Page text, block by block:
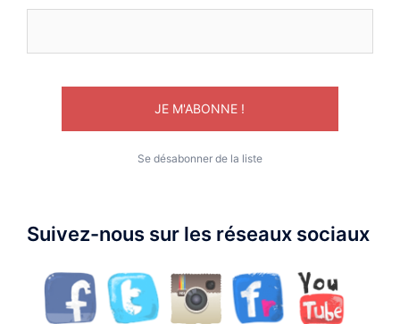
Se désabonner de la liste
Suivez-nous sur les réseaux sociaux